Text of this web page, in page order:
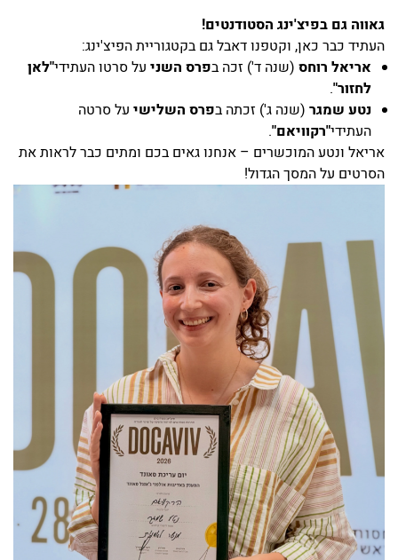
גאווה גם בפיצ'ינג הסטודנטים!
העתיד כבר כאן, וקטפנו דאבל גם בקטגוריית הפיצ'ינג:
אריאל רוחס (שנה ד') זכה בפרס השני על סרטו העתידי"לאן
לחזור".
נטע שמגר (שנה ג') זכתה בפרס השלישי על סרטה
העתידי"רקוויאם".
אריאל ונטע המוכשרים – אנחנו גאים בכם ומתים כבר לראות את
הסרטים על המסך הגדול!